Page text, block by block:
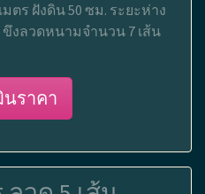
มตร ฝังดิน 50 ซม. ระยะห่าง
ขึงลวดหนามจำนวน 7 เส้น
นราคา